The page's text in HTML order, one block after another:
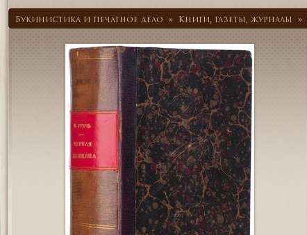
Букинистика и печатное дело » Книги, газеты, журналы »